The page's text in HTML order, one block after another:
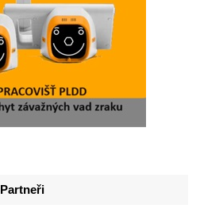
Partneři